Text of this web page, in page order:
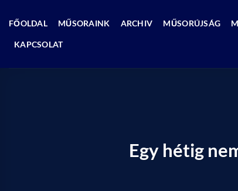
FŐOLDAL MŰSORAINK ARCHIV MŰSORÚJSÁG
KAPCSOLAT
Egy hétig